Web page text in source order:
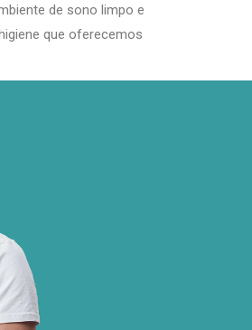
de sono limpo e
que oferecemos